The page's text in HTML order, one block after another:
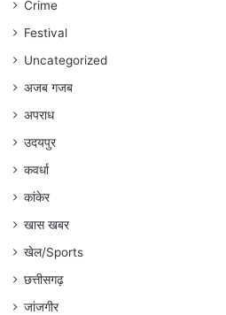
अंकित
गौरहा
Crime
Festival
Uncategorized
अजब गजब
अपराध
उदयपुर
कवर्धा
कांकेर
खास खबर
खेल/Sports
छत्तीसगढ़
जांजगीर